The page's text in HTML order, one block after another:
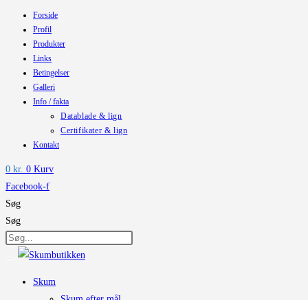
Forside
Profil
Produkter
Links
Betingelser
Galleri
Info / fakta
Datablade & lign
Certifikater & lign
Kontakt
0 kr. 0 Kurv
Facebook-f
Søg
Søg
Skum